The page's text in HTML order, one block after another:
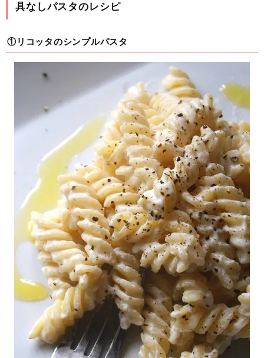
具なしパスタのレシピ
①リコッタのシンプルパスタ